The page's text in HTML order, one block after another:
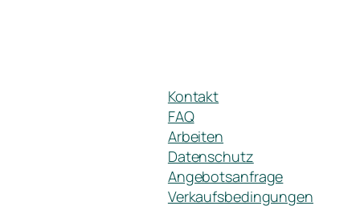
Kontakt
FAQ
Arbeiten
Datenschutz
Angebotsanfrage
Verkaufsbedingungen